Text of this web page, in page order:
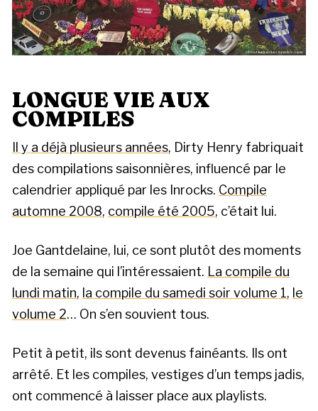
LONGUE VIE AUX
COMPILES
Il y a déjà plusieurs années, Dirty Henry fabriquait
des compilations saisonnières, influencé par le
calendrier appliqué par les Inrocks. Compile
automne 2008, compile été 2005, c’était lui.
Joe Gantdelaine, lui, ce sont plutôt des moments
de la semaine qui l’intéressaient. La compile du
lundi matin, la compile du samedi soir volume 1, le
volume 2… On s’en souvient tous.
Petit à petit, ils sont devenus fainéants. Ils ont
arrêté. Et les compiles, vestiges d’un temps jadis,
ont commencé à laisser place aux playlists.